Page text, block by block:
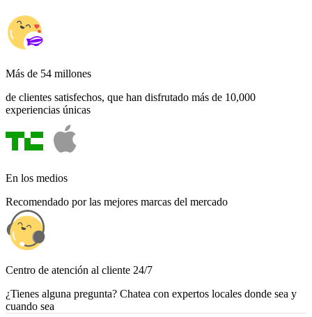
Más de 54 millones
de clientes satisfechos, que han disfrutado más de 10,000
experiencias únicas
En los medios
Recomendado por las mejores marcas del mercado
Centro de atención al cliente 24/7
¿Tienes alguna pregunta? Chatea con expertos locales donde sea y
cuando sea